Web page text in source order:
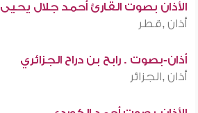
الأذان بصوت القارئ أحمد جلال يحيى
أذان ,قطر
أذان-بصوت . رابح بن دراح الجزائري
أذان ,الجزائر